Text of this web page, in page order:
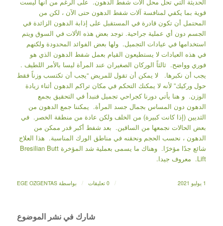
قوية بما يكفي لمنافسة آلات شفط الدهون حتى الآن ، لكن من
المحتمل أن تكون قادرة في المستقبل على إذابة الدهون الزائدة في
الجسم دون أي عملية جراحية. توجد بعض هذه الألات في السوق ويتم
استخدامها في عيادات التجميل. ولها بعض الفوائد المحدودة ولكنهم
في هذه العيادات لا يستطيعون القيام بعمل شفط الدهون الذي هو
فوري وواضح. ثالثاً الوركان الصغيران عند المرأة ليسا بالأمر اللطيف .
يجب أن نكبرها. لا يمكن أن تقول للمريض “يجب أن تكتسب وزناً فقط
حول وركيك” لأنه لا يمكنك التحكم في مكان تراكم الدهون أثناء زيادة
الوزن. و هنا يأتي دورنا كجراحي تجميل فنبدأ في التحقيق بجمع
الدهون دون المساس بجمال جسد المرأة. يمكننا جمع الدهون من
الثديين (إذا كانت كبيرة) من الخلف ولكن عادة من منطقة الخصر. في
بعض الحالات نجمعها من الساقين. بعد شفط أكبر قدر ممكن من
الدهون ، نحسب الحجم ونحقنه في مناطق الورك المناسبة. هذا العلاج
شائع جدًا مؤخرًا. وهناك ما يسمى بعملية شد المؤخرة Bresilian Butt
Lift. معروف جيدا.
1 يوليو 2021 / 0 تعليقات / بواسطةEGE OZGENTAS
شارك في نشر الموضوع